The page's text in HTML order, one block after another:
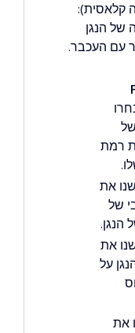
קלאסית):
של הנגן
עם העכבר.
רמת
שנו את
של
הנגן.
את
על
את